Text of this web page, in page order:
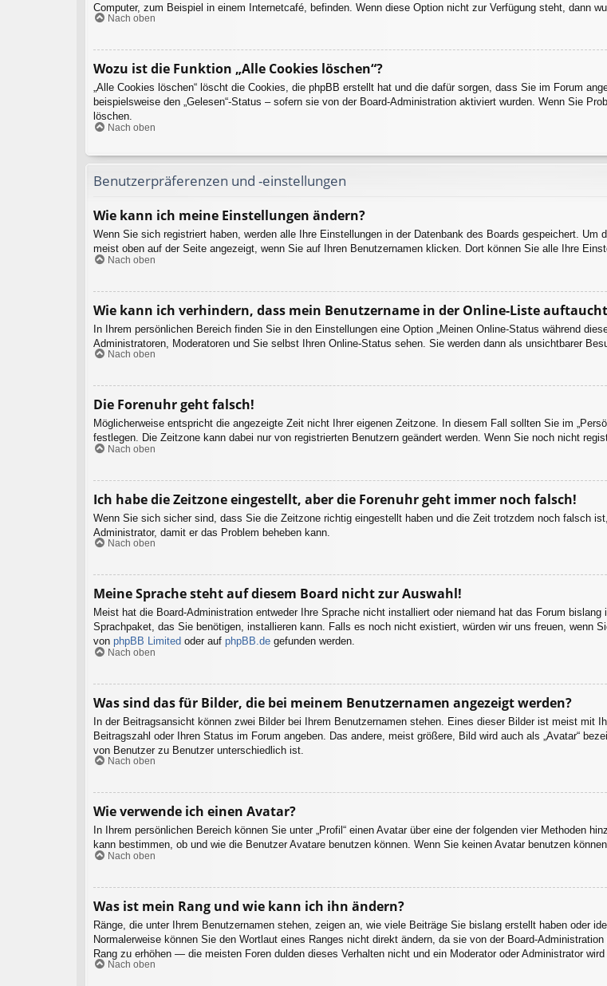
Computer, zum Beispiel in einem Internetcafé, befinden. Wenn diese Option nicht zur Verfügung steht, dann
Nach oben
Wozu ist die Funktion „Alle Cookies löschen“?
„Alle Cookies löschen“ löscht die Cookies, die phpBB erstellt hat und die dafür sorgen, dass Sie im Forum
beispielsweise den „Gelesen“-Status – sofern sie von der Board-Administration aktiviert wurden. Wenn Sie
löschen.
Nach oben
Benutzerpräferenzen und -einstellungen
Wie kann ich meine Einstellungen ändern?
Wenn Sie sich registriert haben, werden alle Ihre Einstellungen in der Datenbank des Boards gespeichert. Um
meist oben auf der Seite angezeigt, wenn Sie auf Ihren Benutzernamen klicken. Dort können Sie alle Ihre
Nach oben
Wie kann ich verhindern, dass mein Benutzername in der Online-Liste
In Ihrem persönlichen Bereich finden Sie in den Einstellungen eine Option „Meinen Online-Status während
Administratoren, Moderatoren und Sie selbst Ihren Online-Status sehen. Sie werden dann als unsichtbarer
Nach oben
Die Forenuhr geht falsch!
Möglicherweise entspricht die angezeigte Zeit nicht Ihrer eigenen Zeitzone. In diesem Fall sollten Sie im
festlegen. Die Zeitzone kann dabei nur von registrierten Benutzern geändert werden. Wenn Sie noch nicht
Nach oben
Ich habe die Zeitzone eingestellt, aber die Forenuhr geht immer noch falsch!
Wenn Sie sich sicher sind, dass Sie die Zeitzone richtig eingestellt haben und die Zeit trotzdem noch falsch
Administrator, damit er das Problem beheben kann.
Nach oben
Meine Sprache steht auf diesem Board nicht zur Auswahl!
Meist hat die Board-Administration entweder Ihre Sprache nicht installiert oder niemand hat das Forum
Sprachpaket, das Sie benötigen, installieren kann. Falls es noch nicht existiert, würden wir uns freuen, wenn
von phpBB Limited oder auf phpBB.de gefunden werden.
Nach oben
Was sind das für Bilder, die bei meinem Benutzernamen angezeigt werden?
In der Beitragsansicht können zwei Bilder bei Ihrem Benutzernamen stehen. Eines dieser Bilder ist meist mit
Beitragszahl oder Ihren Status im Forum angeben. Das andere, meist größere, Bild wird auch als „Avatar“
von Benutzer zu Benutzer unterschiedlich ist.
Nach oben
Wie verwende ich einen Avatar?
In Ihrem persönlichen Bereich können Sie unter „Profil“ einen Avatar über eine der folgenden vier Methoden
kann bestimmen, ob und wie die Benutzer Avatare benutzen können. Wenn Sie keinen Avatar benutzen
Nach oben
Was ist mein Rang und wie kann ich ihn ändern?
Ränge, die unter Ihrem Benutzernamen stehen, zeigen an, wie viele Beiträge Sie bislang erstellt haben oder
Normalerweise können Sie den Wortlaut eines Ranges nicht direkt ändern, da sie von der Board-
Rang zu erhöhen — die meisten Foren dulden dieses Verhalten nicht und ein Moderator oder Administrator
Nach oben